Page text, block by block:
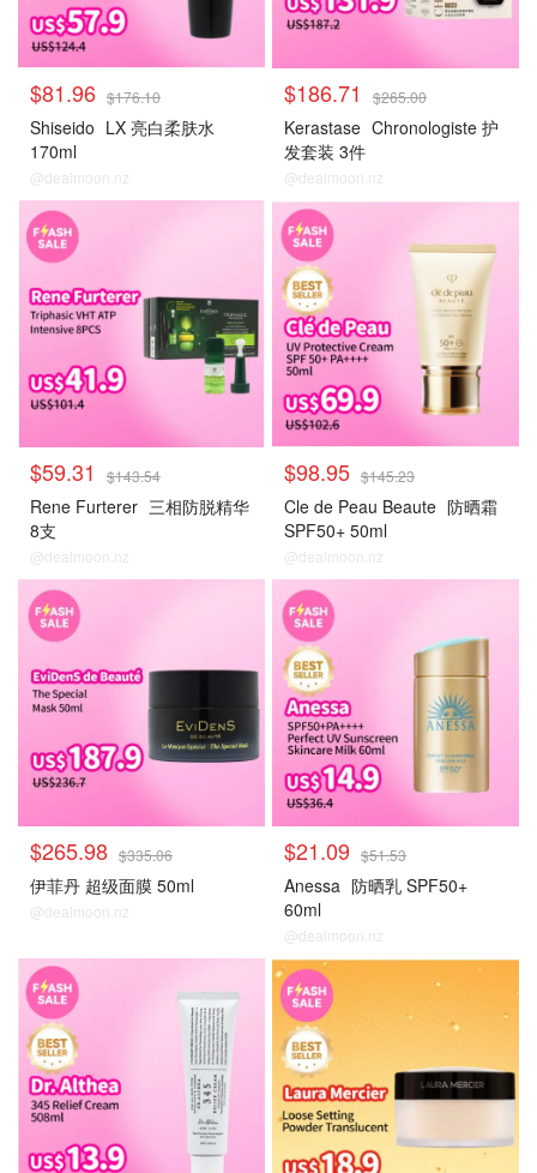
$81.96 $176.10
Shiseido LX 亮白柔肤水
170ml
@dealmoon.nz
$186.71 $265.00
Kerastase Chronologiste 护
发套装 3件
@dealmoon.nz
大牌秒杀
$59.31 $143.54
Rene Furterer 三相防脱精华
8支
@dealmoon.nz
大牌秒杀
$98.95 $145.23
Cle de Peau Beaute 防晒霜
SPF50+ 50ml
@dealmoon.nz
大牌秒杀
$265.98 $335.06
伊菲丹 超级面膜 50ml
@dealmoon.nz
大牌秒杀
$21.09 $51.53
Anessa 防晒乳 SPF50+
60ml
@dealmoon.nz
大牌秒杀 大牌秒杀